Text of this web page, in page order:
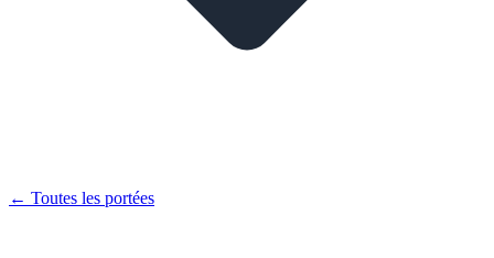
← Toutes les portées